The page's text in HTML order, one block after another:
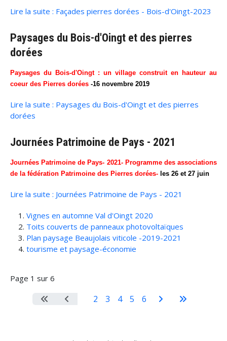
Lire la suite : Façades pierres dorées - Bois-d'Oingt-2023
Paysages du Bois-d'Oingt et des pierres
dorées
Paysages du Bois-d'Oingt : un village construit en hauteur au
coeur des Pierres dorées -16 novembre 2019
Lire la suite : Paysages du Bois-d'Oingt et des pierres
dorées
Journées Patrimoine de Pays - 2021
Journées Patrimoine de Pays- 2021- Programme des associations
de la fédération Patrimoine des Pierres dorées- les 26 et 27 juin
Lire la suite : Journées Patrimoine de Pays - 2021
Vignes en automne Val d'Oingt 2020
Toits couverts de panneaux photovoltaïques
Plan paysage Beaujolais viticole -2019-2021
tourisme et paysage-économie
Page 1 sur 6
2 3 4 5 6